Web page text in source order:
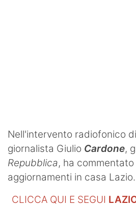
Nell'intervento radiofonico
giornalista Giulio Cardone,
Repubblica, ha commentato
aggiornamenti in casa Lazio.
CLICCA QUI E SEGUI